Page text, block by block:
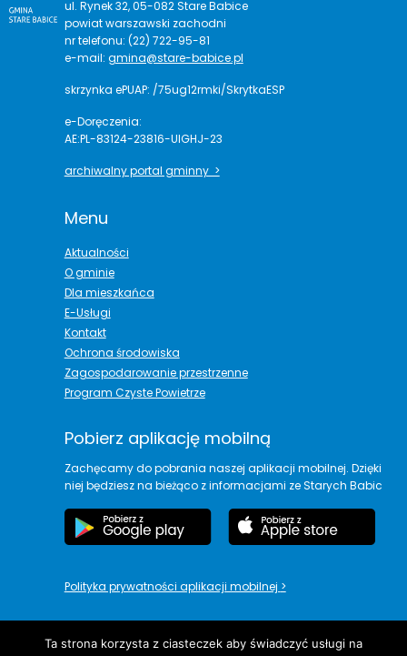
ul. Rynek 32, 05-082 Stare Babice
powiat warszawski zachodni
nr telefonu: (22) 722-95-81
e-mail: gmina@stare-babice.pl
skrzynka ePUAP: /75ug12rmki/SkrytkaESP
e-Doręczenia:
AE:PL-83124-23816-UIGHJ-23
archiwalny portal gminny >
Menu
Aktualności
O gminie
Dla mieszkańca
E-Usługi
Kontakt
Ochrona środowiska
Zagospodarowanie przestrzenne
Program Czyste Powietrze
Pobierz aplikację mobilną
Zachęcamy do pobrania naszej aplikacji mobilnej. Dzięki
niej będziesz na bieżąco z informacjami ze Starych Babic
Polityka prywatności aplikacji mobilnej >
Ta strona korzysta z ciasteczek aby świadczyć usługi na